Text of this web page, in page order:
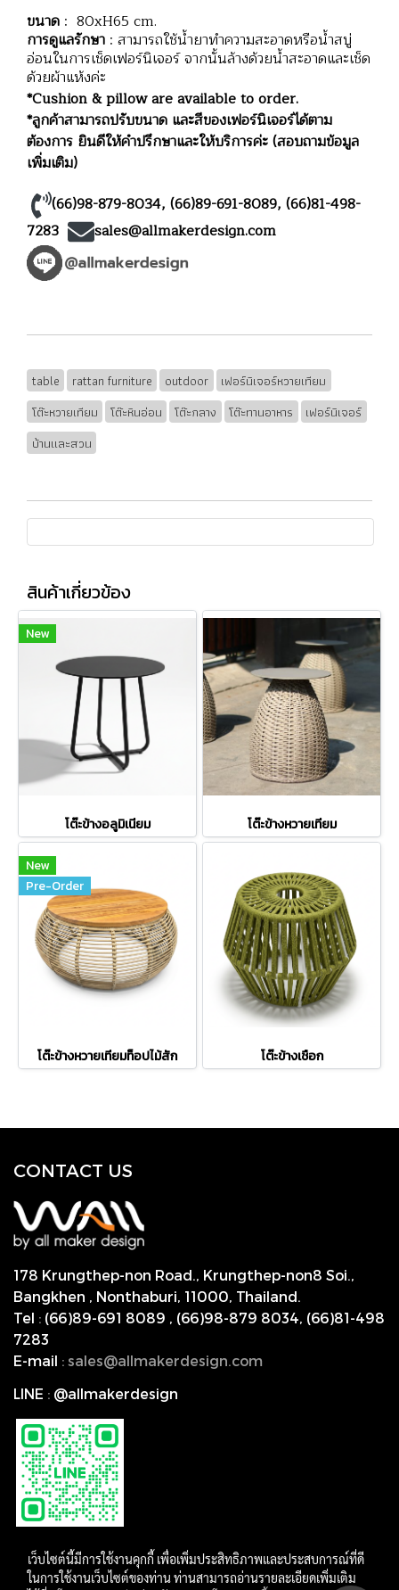
ขนาด : 80xH65 cm.
การดูแลรักษา : สามารถใช้น้ำยาทำความสะอาดหรือน้ำสบู่
อ่อนในการเช็ดเฟอร์นิเจอร์ จากนั้นล้างด้วยน้ำสะอาดและเช็ด
ด้วยผ้าแห้งค่ะ
*Cushion & pillow are available to order.
*ลูกค้าสามารถปรับขนาด และสีของเฟอร์นิเจอร์ได้ตาม
ต้องการ ยินดีให้คำปรึกษาและให้บริการค่ะ (สอบถามข้อมูล
เพิ่มเติม)
(66)98-879-8034, (66)89-691-8089, (66)81-498-
7283
sales@allmakerdesign.com
table rattan furniture outdoor
เฟอร์นิเจอร์หวายเทียม
โต๊ะหวายเทียม
โต๊ะหินอ่อน โต๊ะกลาง โต๊ะทานอาหาร
เฟอร์นิเจอร์
บ้านและสวน
สินค้าเกี่ยวข้อง
New
โต๊ะข้างอลูมิเนียม โต๊ะข้างหวายเทียม
New
Pre-Order
โต๊ะข้างหวายเทียมท็อปไม้สัก โต๊ะข้างเชือก
CONTACT US
178 Krungthep-non Road., Krungthep-non8 Soi.,
Bangkhen , Nonthaburi, 11000, Thailand.
Tel : (66)89-691 8089 , (66)98-879 8034, (66)81-498
7283
E-mail : sales@allmakerdesign.com
LINE : @allmakerdesign
เว็บไซต์นี้มีการใช้งานคุกกี้ เพื่อเพิ่มประสิทธิภาพและประสบการณ์ที่ดี
ในการใช้งานเว็บไซต์ของท่าน ท่านสามารถอ่านรายละเอียดเพิ่มเติม